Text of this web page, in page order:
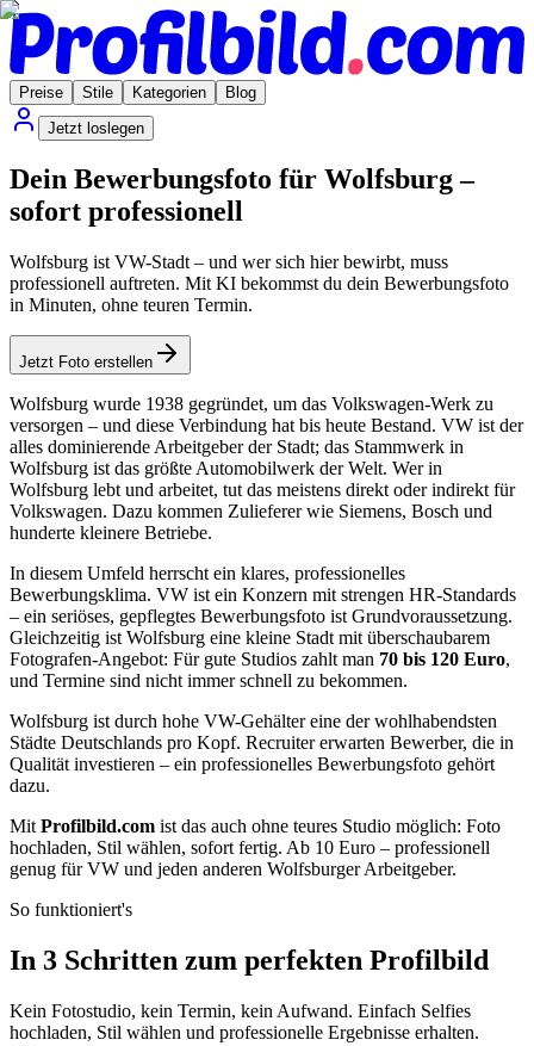
Preise Stile Kategorien
Blog
Jetzt loslegen
Dein Bewerbungsfoto für Wolfsburg –
sofort professionell
Wolfsburg ist VW-Stadt – und wer sich hier bewirbt, muss
professionell auftreten. Mit KI bekommst du dein Bewerbungsfoto
in Minuten, ohne teuren Termin.
Jetzt Foto erstellen
Wolfsburg wurde 1938 gegründet, um das Volkswagen-Werk zu
versorgen – und diese Verbindung hat bis heute Bestand. VW ist der
alles dominierende Arbeitgeber der Stadt; das Stammwerk in
Wolfsburg ist das größte Automobilwerk der Welt. Wer in
Wolfsburg lebt und arbeitet, tut das meistens direkt oder indirekt für
Volkswagen. Dazu kommen Zulieferer wie Siemens, Bosch und
hunderte kleinere Betriebe.
In diesem Umfeld herrscht ein klares, professionelles
Bewerbungsklima. VW ist ein Konzern mit strengen HR-Standards
– ein seriöses, gepflegtes Bewerbungsfoto ist Grundvoraussetzung.
Gleichzeitig ist Wolfsburg eine kleine Stadt mit überschaubarem
Fotografen-Angebot: Für gute Studios zahlt man 70 bis 120 Euro,
und Termine sind nicht immer schnell zu bekommen.
Wolfsburg ist durch hohe VW-Gehälter eine der wohlhabendsten
Städte Deutschlands pro Kopf. Recruiter erwarten Bewerber, die in
Qualität investieren – ein professionelles Bewerbungsfoto gehört
dazu.
Mit Profilbild.com ist das auch ohne teures Studio möglich: Foto
hochladen, Stil wählen, sofort fertig. Ab 10 Euro – professionell
genug für VW und jeden anderen Wolfsburger Arbeitgeber.
So funktioniert's
In 3 Schritten zum perfekten Profilbild
Kein Fotostudio, kein Termin, kein Aufwand. Einfach Selfies
hochladen, Stil wählen und professionelle Ergebnisse erhalten.